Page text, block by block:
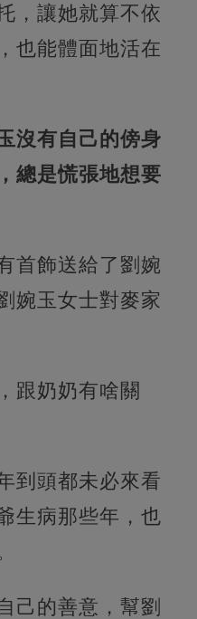
，讓她就算不依
也能體面地活在
沒有自己的傍身
總是慌張地想要
首飾送給了劉婉
婉玉女士對麥家
跟奶奶有啥關
到頭都未必來看
生病那些年，也
己的善意，幫劉